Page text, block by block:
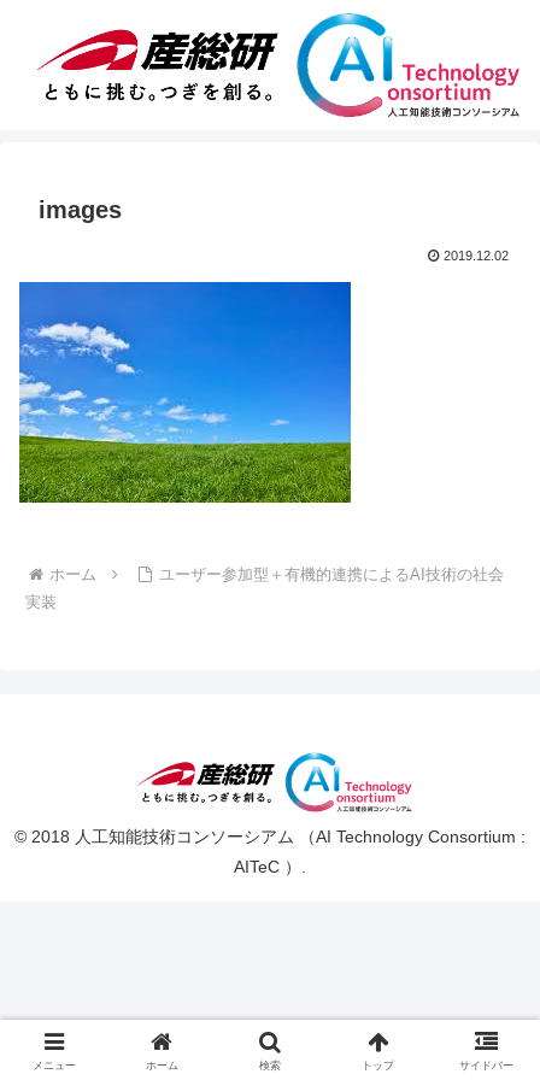
images
2019.12.02
ホーム
ユーザー参加型＋有機的連携によるAI技術の社会
実装
© 2018 人工知能技術コンソーシアム （AI Technology Consortium :
AITeC ）.
メニュー ホーム 検索 トップ サイドバー